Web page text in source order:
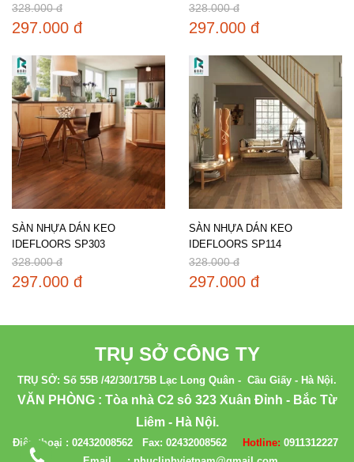
328.000 đ
297.000 đ
328.000 đ
297.000 đ
SÀN NHỰA DÁN KEO
IDEFLOORS SP303
328.000 đ
297.000 đ
SÀN NHỰA DÁN KEO
IDEFLOORS SP114
328.000 đ
297.000 đ
TRỤ SỞ CÔNG TY
TRỤ SỞ: Số 55B /42/30/175B Lạc Long Quân - Cầu Giấy - Hà Nội.
VĂN PHÒNG : Tòa nhà C2 sô 323 Xuân Đỉnh - Bắc Từ
Liêm - Hà Nội.
Điện thoại : 02432008562 Fax: 02432008562 Hotline: 0911312227